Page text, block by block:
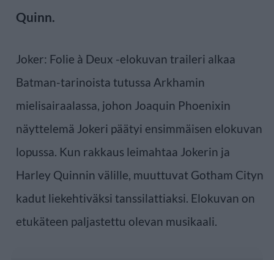
Quinn.
Joker: Folie à Deux -elokuvan traileri alkaa
Batman-tarinoista tutussa Arkhamin
mielisairaalassa, johon Joaquin Phoenixin
näyttelemä Jokeri päätyi ensimmäisen elokuvan
lopussa. Kun rakkaus leimahtaa Jokerin ja
Harley Quinnin välille, muuttuvat Gotham Cityn
kadut liekehtiväksi tanssilattiaksi. Elokuvan on
etukäteen paljastettu olevan musikaali.